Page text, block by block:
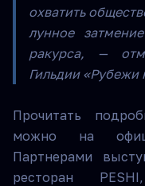
охватить
лунное
ракурса, —
Гильдии «Рубежи
Прочитать
можно на
Партнерами
ресторан